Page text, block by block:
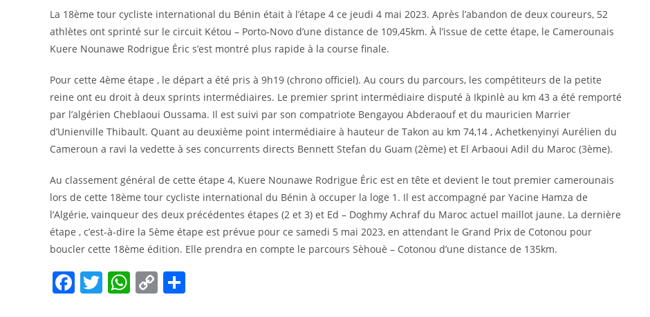
La 18ème tour cycliste international du Bénin était à l’étape 4 ce jeudi 4 mai 2023. Après l’abandon de deux coureurs, 52
athlètes ont sprinté sur le circuit Kétou – Porto-Novo d’une distance de 109,45km. À l’issue de cette étape, le Camerounais
Kuere Nounawe Rodrigue Éric s’est montré plus rapide à la course finale.
Pour cette 4ème étape , le départ a été pris à 9h19 (chrono officiel). Au cours du parcours, les compétiteurs de la petite
reine ont eu droit à deux sprints intermédiaires. Le premier sprint intermédiaire disputé à Ikpinlè au km 43 a été remporté
par l’algérien Cheblaoui Oussama. Il est suivi par son compatriote Bengayou Abderaouf et du mauricien Marrier
d’Unienville Thibault. Quant au deuxième point intermédiaire à hauteur de Takon au km 74,14 , Achetkenyinyi Aurélien du
Cameroun a ravi la vedette à ses concurrents directs Bennett Stefan du Guam (2ème) et El Arbaoui Adil du Maroc (3ème).
Au classement général de cette étape 4, Kuere Nounawe Rodrigue Éric est en tête et devient le tout premier camerounais
lors de cette 18ème tour cycliste international du Bénin à occuper la loge 1. Il est accompagné par Yacine Hamza de
l’Algérie, vainqueur des deux précédentes étapes (2 et 3) et Ed – Doghmy Achraf du Maroc actuel maillot jaune. La dernière
étape , c’est-à-dire la 5ème étape est prévue pour ce samedi 5 mai 2023, en attendant le Grand Prix de Cotonou pour
boucler cette 18ème édition. Elle prendra en compte le parcours Sèhouè – Cotonou d’une distance de 135km.
F T W C